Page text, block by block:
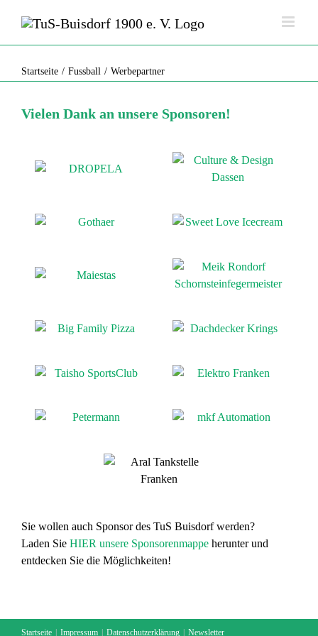
Inhalt
Startseite Fussball Werbepartner
Vielen Dank an unsere Sponsoren!
Sie wollen auch Sponsor des TuS Buisdorf werden?
Laden Sie HIER unsere Sponsorenmappe herunter und
entdecken Sie die Möglichkeiten!
Startseite Impressum Datenschutzerklärung Newsletter